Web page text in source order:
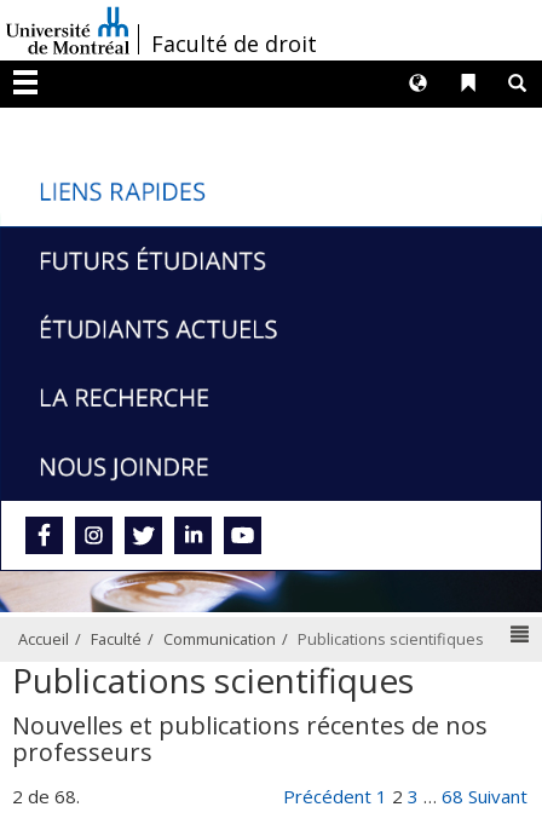
au
contenu
/Faculté de droit
Menu
Liens
Langues
Accueil Faculté Communication Publications scientifiques
Publications scientifiques
Nouvelles et publications récentes de nos
professeurs
2 de 68. Précédent 1 2 3 … 68 Suivant